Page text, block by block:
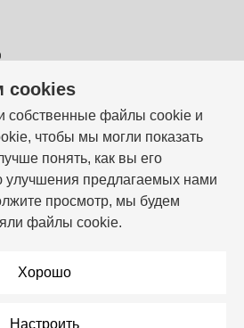
cookies
собственные файлы cookie и
чтобы мы могли показать
понять, как вы его
улучшения предлагаемых нами
просмотр, мы будем
файлы cookie.
Хорошо
Настроить
Пн–Пт: 10:00 – 19:00